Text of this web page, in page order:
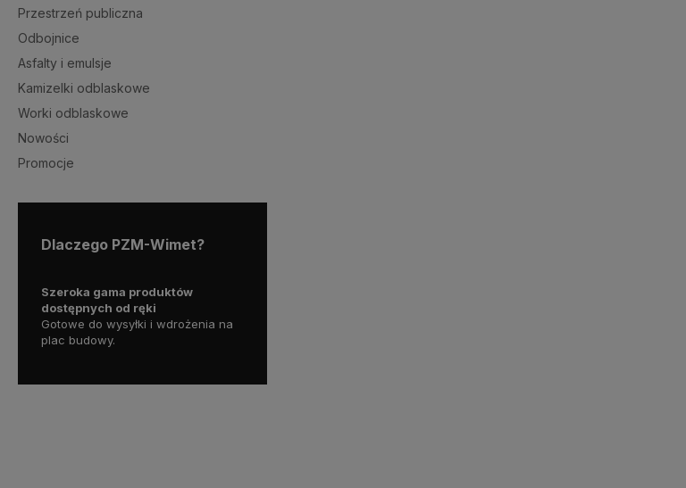
Przestrzeń publiczna
Odbojnice
Asfalty i emulsje
Kamizelki odblaskowe
Worki odblaskowe
Nowości
Promocje
Dlaczego PZM-Wimet?
Szeroka gama produktów
dostępnych od ręki
Gotowe do wysyłki i wdrożenia na
plac budowy.